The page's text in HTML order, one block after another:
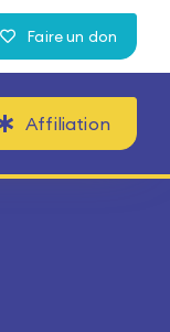
Faire un don
Affiliation